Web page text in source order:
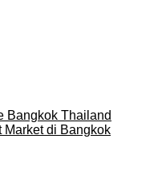
Bangkok Thailand
Market di Bangkok